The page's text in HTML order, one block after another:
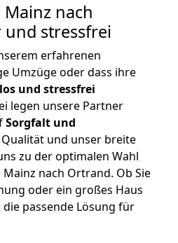
Mainz nach
und stressfrei
erfahrenen
Umzüge oder dass ihre
und stressfrei
legen unsere Partner
Sorgfalt und
Qualität und unser breite
zu der optimalen Wahl
nach Ortrand. Ob Sie
oder ein großes Haus
passende Lösung für